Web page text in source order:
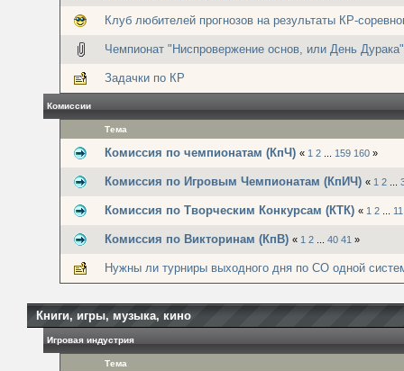
Клуб любителей прогнозов на результаты КР-
Чемпионат "Ниспровержение основ, или День
Задачки по КР
Комиссии
Тема
Комиссия по чемпионатам (КпЧ) « 1 2 159 160 »
Комиссия по Игровым Чемпионатам (КпИЧ) « 1 2
Комиссия по Творческим Конкурсам (КТК) « 1 2 11
Комиссия по Викторинам (КпВ) « 1 2 40 41 »
Нужны ли турниры выходного дня по СО одной
Книги, игры, музыка, кино
Игровая индустрия
Тема